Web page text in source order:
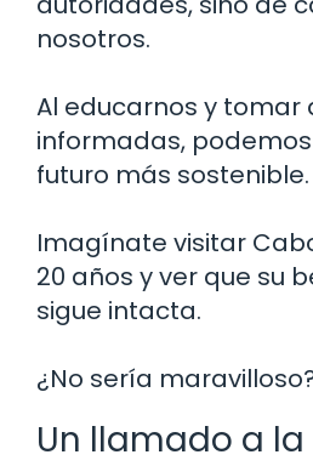
nosotros.
Al educarnos y tomar
informadas,
futuro más sostenible.
Imagínate visitar
20 años y ver que su
sigue intacta.
¿No sería
Un llamado a